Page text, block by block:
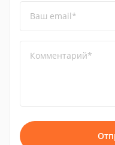
Ваш email*
Комментарий*